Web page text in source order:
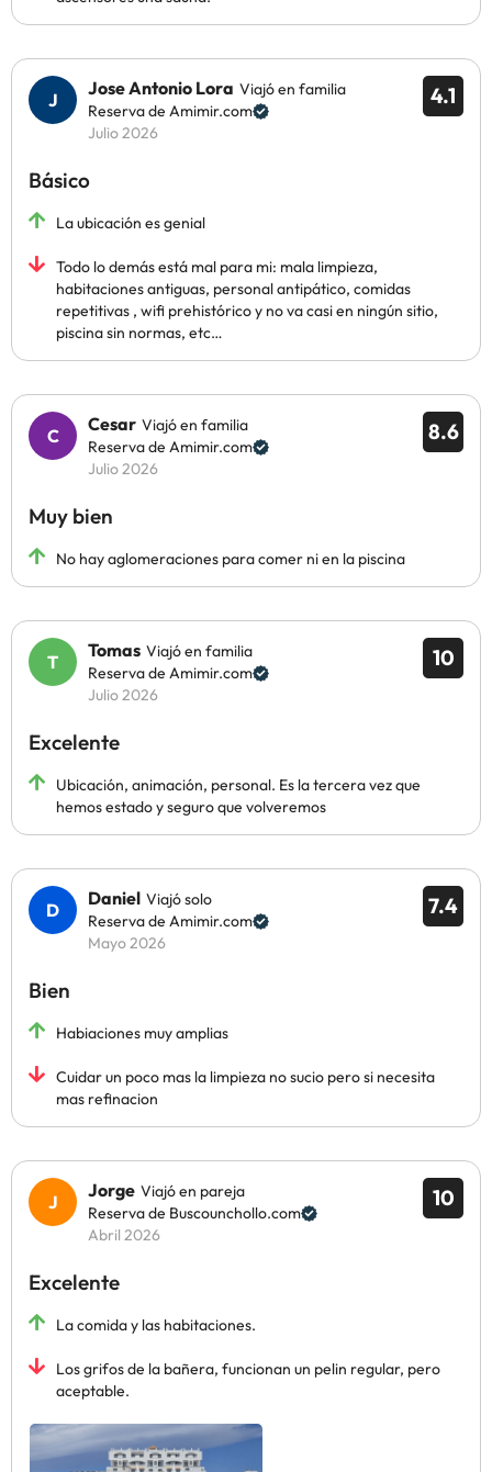
4.1
Jose Antonio Lora Viajó en familia
Reserva de Amimir.com
Julio 2026
Básico
La ubicación es genial
Todo lo demás está mal para mi: mala limpieza,
habitaciones antiguas, personal antipático, comidas
repetitivas , wifi prehistórico y no va casi en ningún sitio,
piscina sin normas, etc…
8.6
Cesar Viajó en familia
Reserva de Amimir.com
Julio 2026
Muy bien
No hay aglomeraciones para comer ni en la piscina
10
Tomas Viajó en familia
Reserva de Amimir.com
Julio 2026
Excelente
Ubicación, animación, personal. Es la tercera vez que
hemos estado y seguro que volveremos
7.4
Daniel Viajó solo
Reserva de Amimir.com
Mayo 2026
Bien
Habiaciones muy amplias
Cuidar un poco mas la limpieza no sucio pero si necesita
mas refinacion
10
Jorge Viajó en pareja
Reserva de Buscounchollo.com
Abril 2026
Excelente
La comida y las habitaciones.
Los grifos de la bañera, funcionan un pelin regular, pero
aceptable.